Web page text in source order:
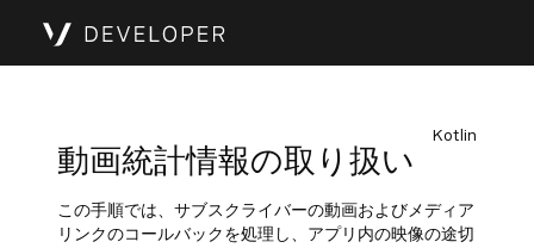
Kotlin
動画統計情報の取り扱い
この手順では、サブスクライバーの動画およびメディア
リンクのコールバックを処理し、アプリ内の映像の途切